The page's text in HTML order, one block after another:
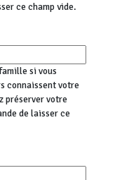
ce champ vide.
si vous
connaissent votre
préserver votre
de laisser ce